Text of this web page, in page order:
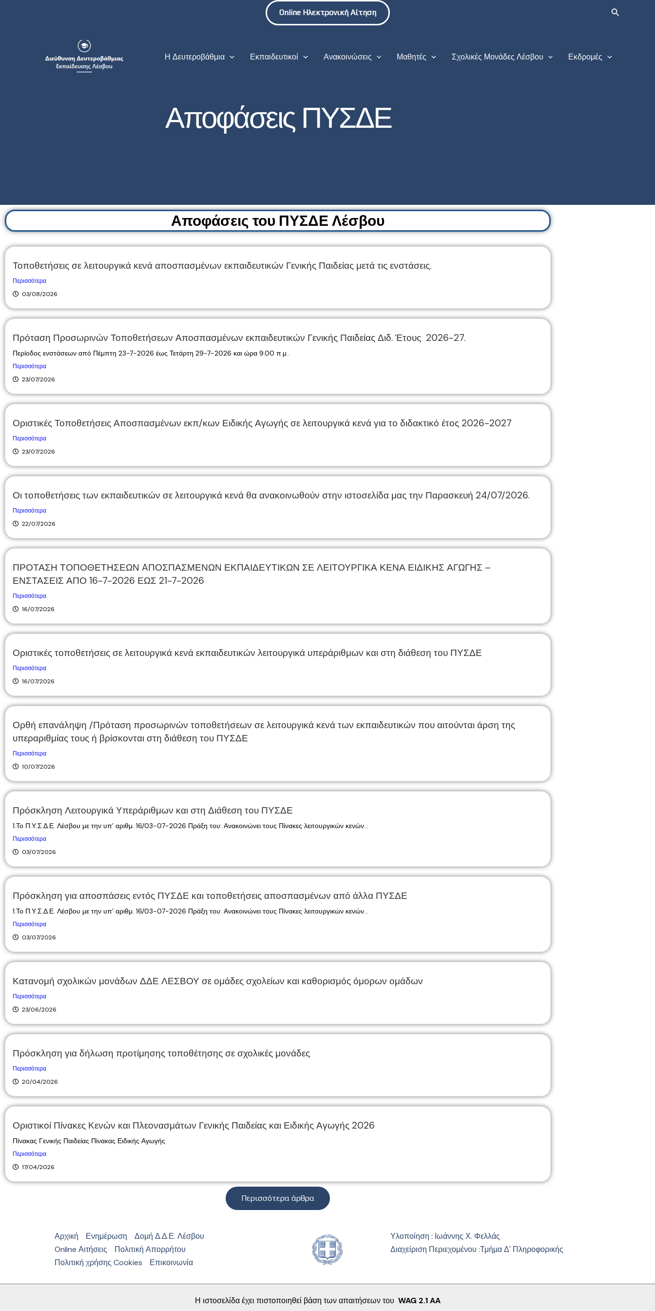
Online Ηλεκτρονική Αίτηση Αναζήτηση
Η Δευτεροβάθμια Εκπαιδευτικοί Ανακοινώσεις Μαθητές Σχολικές Μονάδες Λέσβου Εκδρομές
Αποφάσεις ΠΥΣΔΕ
Αποφάσεις του ΠΥΣΔΕ Λέσβου
Τοποθετήσεις σε λειτουργικά κενά αποσπασμένων εκπαιδευτικών Γενικής Παιδείας μετά τις ενστάσεις.
Περισσότερα
03/08/2026
Πρόταση Προσωρινών Τοποθετήσεων Αποσπασμένων εκπαιδευτικών Γενικής Παιδείας Διδ. Έτους 2026-27.
Περίοδος ενστάσεων από Πέμπτη 23-7-2026 έως Τετάρτη 29-7-2026 και ώρα 9.00 π.μ..
Περισσότερα
23/07/2026
Οριστικές Τοποθετήσεις Αποσπασμένων εκπ/κων Ειδικής Αγωγής σε λειτουργικά κενά για το διδακτικό έτος 2026-2027
Περισσότερα
23/07/2026
Οι τοποθετήσεις των εκπαιδευτικών σε λειτουργικά κενά θα ανακοινωθούν στην ιστοσελίδα μας την Παρασκευή 24/07/2026.
Περισσότερα
22/07/2026
ΠΡΟΤΑΣΗ ΤΟΠΟΘΕΤΗΣΕΩΝ AΠΟΣΠΑΣΜΕΝΩΝ ΕΚΠΑΙΔΕΥΤΙΚΩΝ ΣΕ ΛΕΙΤΟΥΡΓΙΚΑ ΚΕΝΑ ΕΙΔΙΚΗΣ ΑΓΩΓΗΣ –
ΕΝΣΤΑΣΕΙΣ ΑΠΟ 16-7-2026 ΕΩΣ 21-7-2026
Περισσότερα
16/07/2026
Οριστικές τοποθετήσεις σε λειτουργικά κενά εκπαιδευτικών λειτουργικά υπεράριθμων και στη διάθεση του ΠΥΣΔΕ
Περισσότερα
16/07/2026
Ορθή επανάληψη /Πρόταση προσωρινών τοποθετήσεων σε λειτουργικά κενά των εκπαιδευτικών που αιτούνται άρση της
υπεραριθμίας τους ή βρίσκονται στη διάθεση του ΠΥΣΔΕ
Περισσότερα
10/07/2026
Πρόσκληση Λειτουργικά Υπεράριθμων και στη Διάθεση του ΠΥΣΔΕ
1.Το Π.Υ.Σ.Δ.Ε. Λέσβου με την υπ’ αριθμ. 16/03-07-2026 Πράξη του: Ανακοινώνει τους Πίνακες λειτουργικών κενών...
Περισσότερα
03/07/2026
Πρόσκληση για αποσπάσεις εντός ΠΥΣΔΕ και τοποθετήσεις αποσπασμένων από άλλα ΠΥΣΔΕ
1.Το Π.Υ.Σ.Δ.Ε. Λέσβου με την υπ’ αριθμ. 16/03-07-2026 Πράξη του: Ανακοινώνει τους Πίνακες λειτουργικών κενών...
Περισσότερα
03/07/2026
Κατανομή σχολικών μονάδων ΔΔΕ ΛΕΣΒΟΥ σε ομάδες σχολείων και καθορισμός όμορων ομάδων
Περισσότερα
23/06/2026
Πρόσκληση για δήλωση προτίμησης τοποθέτησης σε σχολικές μονάδες
Περισσότερα
20/04/2026
Οριστικοί Πίνακες Κενών και Πλεονασμάτων Γενικής Παιδείας και Ειδικής Αγωγής 2026
Πίνακας Γενικής Παιδείας Πίνακας Ειδικής Αγωγής
Περισσότερα
17/04/2026
Περισσότερα άρθρα
Αρχική Ενημέρωση
Δομή Δ.Δ.Ε. Λέσβου
Online Αιτήσεις
Πολιτική Απορρήτου
Πολιτική χρήσης Cookies
Επικοινωνία
Υλοποίηση : Ιωάννης Χ. Φελλάς
Διαχείριση Περιεχομένου :Τμήμα Δ' Πληροφορικής
Η ιστοσελίδα έχει πιστοποιηθεί βάση των απαιτήσεων του WAG 2.1 AA